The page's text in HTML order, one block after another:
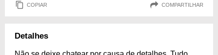
COPIAR COMPARTILHAR
Detalhes